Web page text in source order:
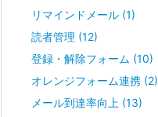
リマインドメール (1)
読者管理 (12)
登録・解除フォーム (10)
オレンジフォーム連携 (2)
メール到達率向上 (13)